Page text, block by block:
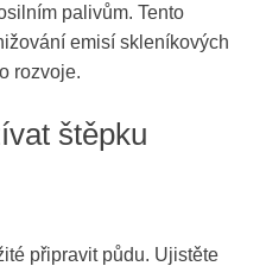
palivům. Tento
emisí skleníkových
rozvoje.
štěpku
připravit půdu. Ujistěte